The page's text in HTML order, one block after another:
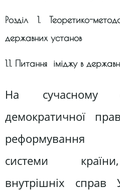
Розділ 1. Теоретико-
державних установ
1.1. Питання іміджу в
На сучасному
демократичної
реформування
системи
внутрішніх справ